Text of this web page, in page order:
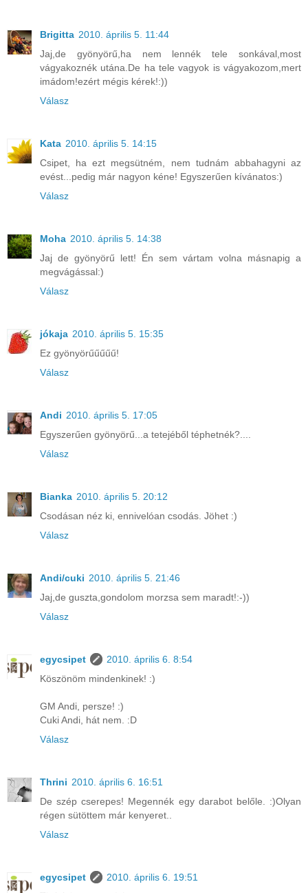
Brigitta 2010. április 5. 11:44
Jaj,de gyönyörű,ha nem lennék tele sonkával,most
vágyakoznék utána.De ha tele vagyok is vágyakozom,mert
imádom!ezért mégis kérek!:))
Válasz
Kata 2010. április 5. 14:15
Csipet, ha ezt megsütném, nem tudnám abbahagyni az
evést...pedig már nagyon kéne! Egyszerűen kívánatos:)
Válasz
Moha 2010. április 5. 14:38
Jaj de gyönyörű lett! Én sem vártam volna másnapig a
megvágással:)
Válasz
jókaja 2010. április 5. 15:35
Ez gyönyörűűűűű!
Válasz
Andi 2010. április 5. 17:05
Egyszerűen gyönyörű...a tetejéből téphetnék?....
Válasz
Bianka 2010. április 5. 20:12
Csodásan néz ki, ennivelóan csodás. Jöhet :)
Válasz
Andi/cuki 2010. április 5. 21:46
Jaj,de guszta,gondolom morzsa sem maradt!:-))
Válasz
egycsipet
2010. április 6. 8:54
Köszönöm mindenkinek! :)
GM Andi, persze! :)
Cuki Andi, hát nem. :D
Válasz
Thrini 2010. április 6. 16:51
De szép cserepes! Megennék egy darabot belőle. :)Olyan
régen sütöttem már kenyeret..
Válasz
egycsipet
2010. április 6. 19:51